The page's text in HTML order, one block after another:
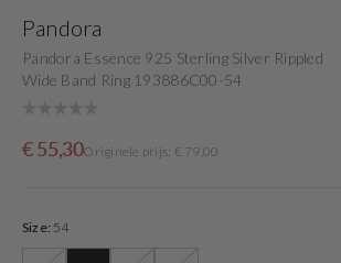
Pandora
Pandora Essence 925 Sterling Silver Rippled
Wide Band Ring 193886C00-54
Sale
€ 55,30
OrigineleOriginele prijs: € 79,00
Size: 54